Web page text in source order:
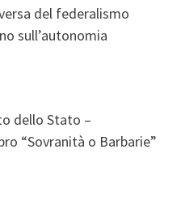
del federalismo
sull’autonomia
dello Stato –
“Sovranità o Barbarie”